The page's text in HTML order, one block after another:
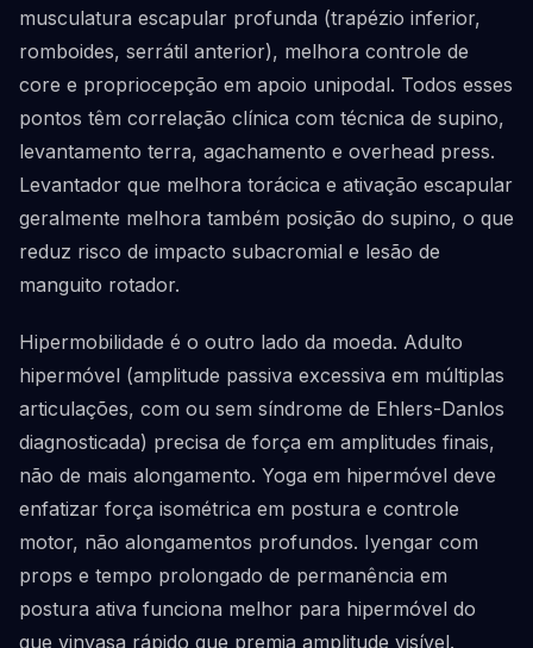
musculatura escapular profunda (trapézio inferior,
romboides, serrátil anterior), melhora controle de
core e propriocepção em apoio unipodal. Todos esses
pontos têm correlação clínica com técnica de supino,
levantamento terra, agachamento e overhead press.
Levantador que melhora torácica e ativação escapular
geralmente melhora também posição do supino, o que
reduz risco de impacto subacromial e lesão de
manguito rotador.
Hipermobilidade é o outro lado da moeda. Adulto
hipermóvel (amplitude passiva excessiva em múltiplas
articulações, com ou sem síndrome de Ehlers-Danlos
diagnosticada) precisa de força em amplitudes finais,
não de mais alongamento. Yoga em hipermóvel deve
enfatizar força isométrica em postura e controle
motor, não alongamentos profundos. Iyengar com
props e tempo prolongado de permanência em
postura ativa funciona melhor para hipermóvel do
que vinyasa rápido que premia amplitude visível.